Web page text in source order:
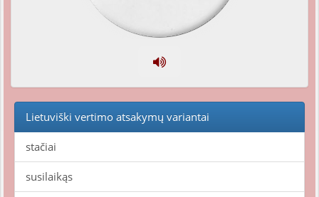
Lietuviški vertimo atsakymų variantai
stačiai
susilaikąs